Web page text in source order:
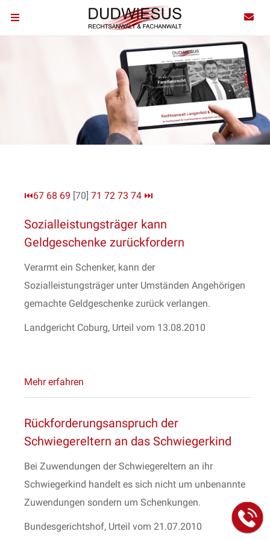
⏮67 68 69 [70] 71 72 73 74 ⏭
Sozialleistungsträger kann
Geldgeschenke zurückfordern
Verarmt ein Schenker, kann der
Sozialleistungsträger unter Umständen Angehörigen
gemachte Geldgeschenke zurück verlangen.
Landgericht Coburg, Urteil vom 13.08.2010
Mehr erfahren
Rückforderungsanspruch der
Schwiegereltern an das Schwiegerkind
Bei Zuwendungen der Schwiegereltern an ihr
Schwiegerkind handelt es sich nicht um unbenannte
Zuwendungen sondern um Schenkungen.
Bundesgerichtshof, Urteil vom 21.07.2010